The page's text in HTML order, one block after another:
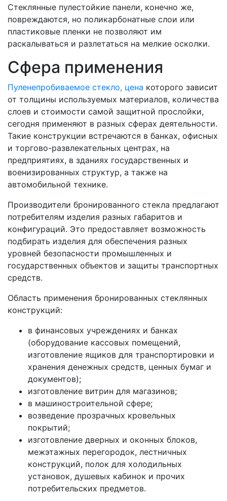
Стеклянные пулестойкие панели, конечно же,
повреждаются, но поликарбонатные слои или
пластиковые пленки не позволяют им
раскалываться и разлетаться на мелкие осколки.
Сфера применения
Пуленепробиваемое стекло, цена которого зависит
от толщины используемых материалов, количества
слоев и стоимости самой защитной прослойки,
сегодня применяют в разных сферах деятельности.
Такие конструкции встречаются в банках, офисных
и торгово-развлекательных центрах, на
предприятиях, в зданиях государственных и
военизированных структур, а также на
автомобильной технике.
Производители бронированного стекла предлагают
потребителям изделия разных габаритов и
конфигураций. Это предоставляет возможность
подбирать изделия для обеспечения разных
уровней безопасности промышленных и
государственных объектов и защиты транспортных
средств.
Область применения бронированных стеклянных
конструкций:
в финансовых учреждениях и банках
(оборудование кассовых помещений,
изготовление ящиков для транспортировки и
хранения денежных средств, ценных бумаг и
документов);
изготовление витрин для магазинов;
в машиностроительной сфере;
возведение прозрачных кровельных
покрытий;
изготовление дверных и оконных блоков,
межэтажных перегородок, лестничных
конструкций, полок для холодильных
установок, душевых кабинок и прочих
потребительских предметов.